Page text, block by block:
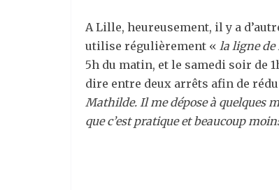
A Lille, heureusement, il y a
utilise régulièrement « la ligne
5h du matin, et le samedi soir de
dire entre deux arrêts afin de
Mathilde. Il me dépose à quelques
que c’est pratique et beaucoup